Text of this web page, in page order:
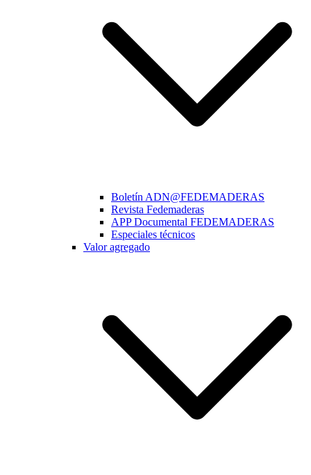
Boletín ADN@FEDEMADERAS
Revista Fedemaderas
APP Documental FEDEMADERAS
Especiales técnicos
Valor agregado